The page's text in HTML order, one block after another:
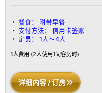
餐食：
附带早餐
支付方法：
信用卡签账
定员：
1人～4人
1人费用 (2人使用1间客房时)
详细内容 / 订房